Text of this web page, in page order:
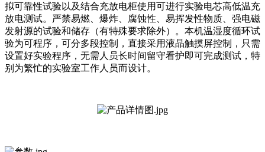
拟可靠性试验以及结合充放电柜使用可进行实验电芯高低温充
放电测试。严禁易燃、爆炸、腐蚀性、易挥发性物质、强电磁
发射源的试验和储存（有特殊要求除外）。本机温湿度循环试
验为可程序，可分多段控制，直接采用液晶触摸屏控制，只需
设置好实验程序，无需人员长时间留守看护即可完成测试，特
别为繁忙的实验室工作人员而设计。